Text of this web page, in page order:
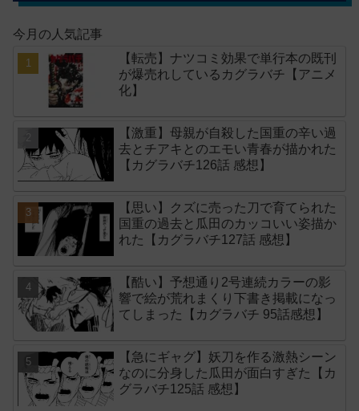
今月の人気記事
【転売】ナツコミ効果で単行本の既刊
が爆売れしているカグラバチ【アニメ
化】
【激重】母親が自殺した国重の辛い過
去とチアキとのエモい青春が描かれた
【カグラバチ126話 感想】
【思い】クズに売った刀で育てられた
国重の過去と瓜田のカッコいい姿描か
れた【カグラバチ127話 感想】
【酷い】予想通り2号連続カラーの影
響で絵が荒れまくり下書き掲載になっ
てしまった【カグラバチ 95話感想】
【急にギャグ】妖刀を作る激熱シーン
なのに分身した瓜田が面白すぎた【カ
グラバチ125話 感想】